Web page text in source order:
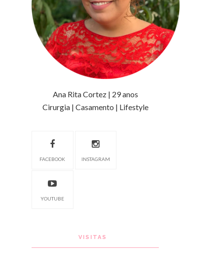
Ana Rita Cortez | 29 anos
Cirurgia | Casamento | Lifestyle
FACEBOOK INSTAGRAM
YOUTUBE
VISITAS